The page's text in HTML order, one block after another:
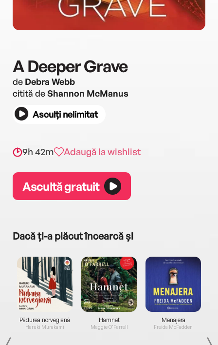
A Deeper Grave
de Debra Webb
citită deShannon McManus
Asculți nelimitat
9h 42m Adaugă la wishlist
Ascultă gratuit
Dacă ți-a plăcut încearcă și
Pădurea norvegiană
Haruki Murakami
Hamnet
Maggie O'Farrell
Menajera
Freida McFadden